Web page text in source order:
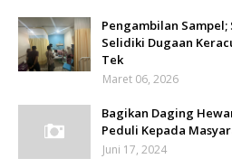
Pengambilan
Selidiki Dugaan
Tek
Maret 06, 2026
Bagikan Daging
Peduli Kepada
Juni 17, 2024